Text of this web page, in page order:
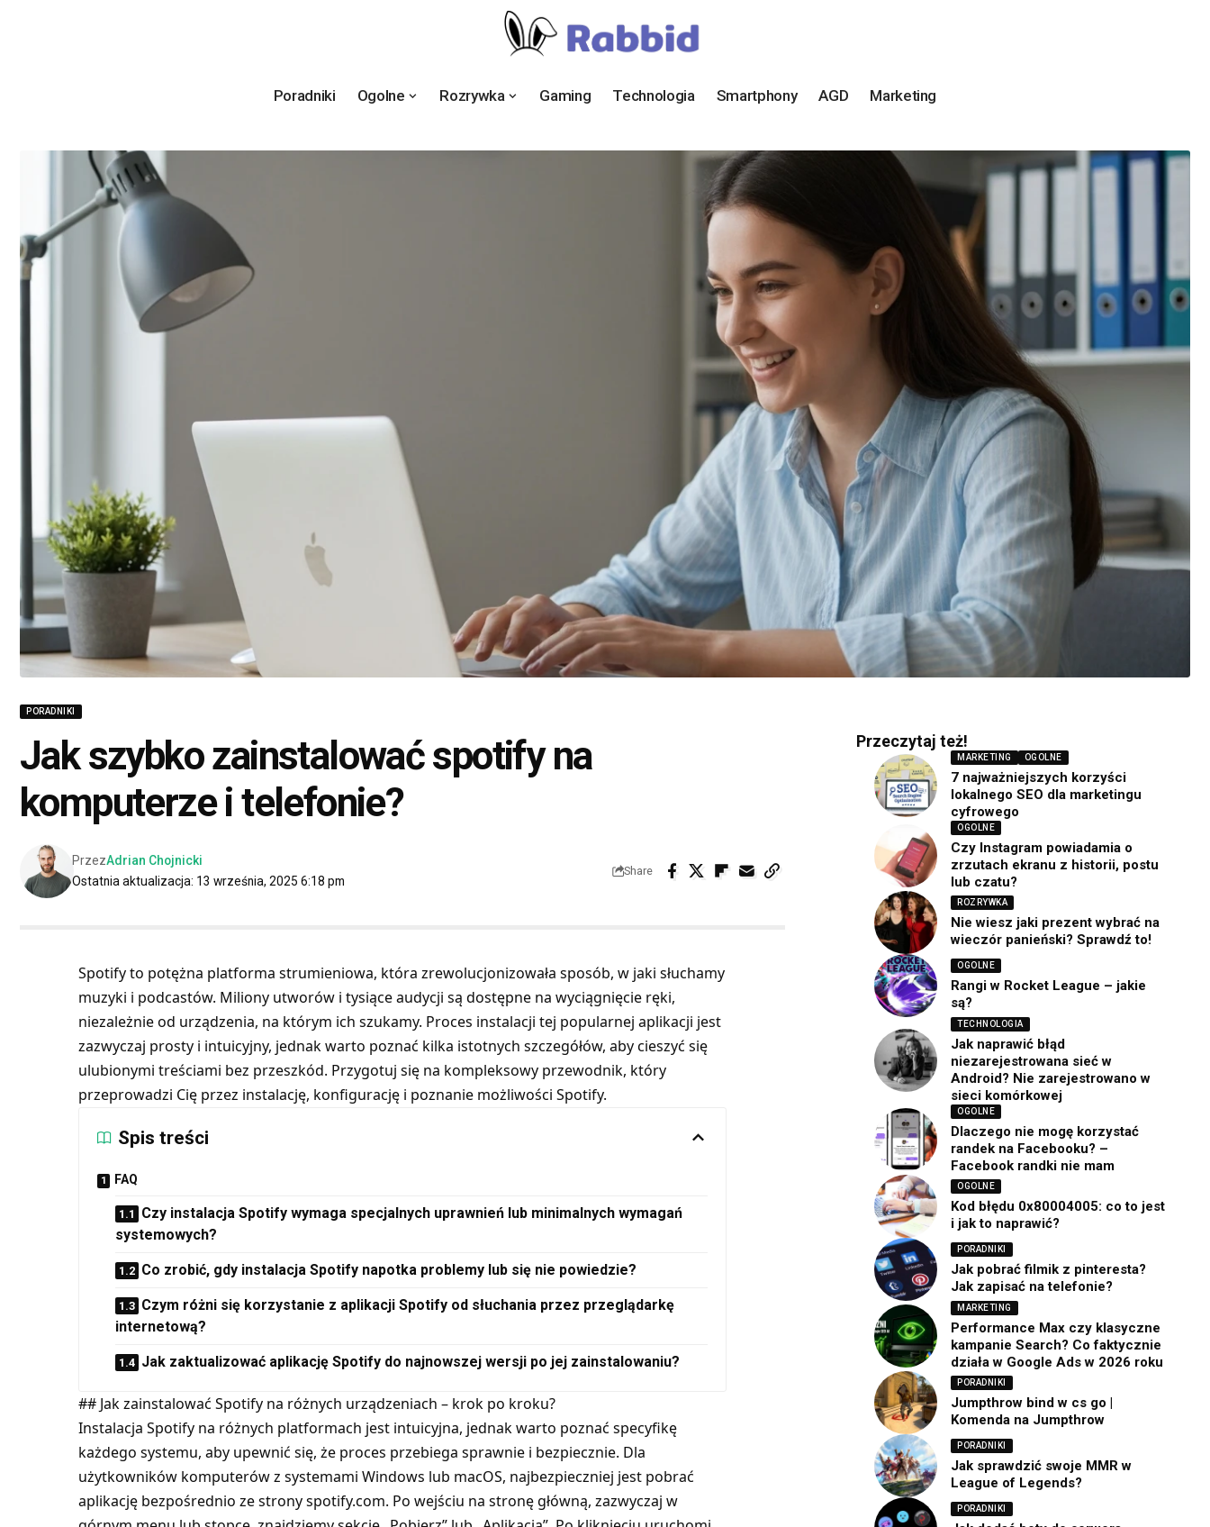
Poradniki Ogolne Rozrywka Gaming Technologia Smartphony AGD Marketing
PORADNIKI
Jak szybko zainstalować spotify na
komputerze i telefonie?
Ostatnia aktualizacja: 13 września, 2025 6:18 pm
PrzezAdrian Chojnicki
Share
Spotify to potężna platforma strumieniowa, która zrewolucjonizowała sposób, w jaki słuchamy
muzyki i podcastów. Miliony utworów i tysiące audycji są dostępne na wyciągnięcie ręki,
niezależnie od urządzenia, na którym ich szukamy. Proces instalacji tej popularnej aplikacji jest
zazwyczaj prosty i intuicyjny, jednak warto poznać kilka istotnych szczegółów, aby cieszyć się
ulubionymi treściami bez przeszkód. Przygotuj się na kompleksowy przewodnik, który
przeprowadzi Cię przez instalację, konfigurację i poznanie możliwości Spotify.
Spis treści
FAQ
Czy instalacja Spotify wymaga specjalnych uprawnień lub minimalnych wymagań
systemowych?
Co zrobić, gdy instalacja Spotify napotka problemy lub się nie powiedzie?
Czym różni się korzystanie z aplikacji Spotify od słuchania przez przeglądarkę
internetową?
Jak zaktualizować aplikację Spotify do najnowszej wersji po jej zainstalowaniu?
## Jak zainstalować Spotify na różnych urządzeniach – krok po kroku?
Instalacja Spotify na różnych platformach jest intuicyjna, jednak warto poznać specyfikę
każdego systemu, aby upewnić się, że proces przebiega sprawnie i bezpiecznie. Dla
użytkowników komputerów z systemami Windows lub macOS, najbezpieczniej jest pobrać
aplikację bezpośrednio ze strony spotify.com. Po wejściu na stronę główną, zazwyczaj w
Przeczytaj też!
MARKETING OGOLNE
7 najważniejszych korzyści
lokalnego SEO dla marketingu
cyfrowego
OGOLNE
Czy Instagram powiadamia o
zrzutach ekranu z historii, postu
lub czatu?
ROZRYWKA
Nie wiesz jaki prezent wybrać na
wieczór panieński? Sprawdź to!
OGOLNE
Rangi w Rocket League – jakie
są?
TECHNOLOGIA
Jak naprawić błąd
niezarejestrowana sieć w
Android? Nie zarejestrowano w
sieci komórkowej
OGOLNE
Dlaczego nie mogę korzystać
randek na Facebooku? –
Facebook randki nie mam
OGOLNE
Kod błędu 0x80004005: co to jest
i jak to naprawić?
PORADNIKI
Jak pobrać filmik z pinteresta?
Jak zapisać na telefonie?
MARKETING
Performance Max czy klasyczne
kampanie Search? Co faktycznie
działa w Google Ads w 2026 roku
PORADNIKI
Jumpthrow bind w cs go |
Komenda na Jumpthrow
PORADNIKI
Jak sprawdzić swoje MMR w
League of Legends?
PORADNIKI